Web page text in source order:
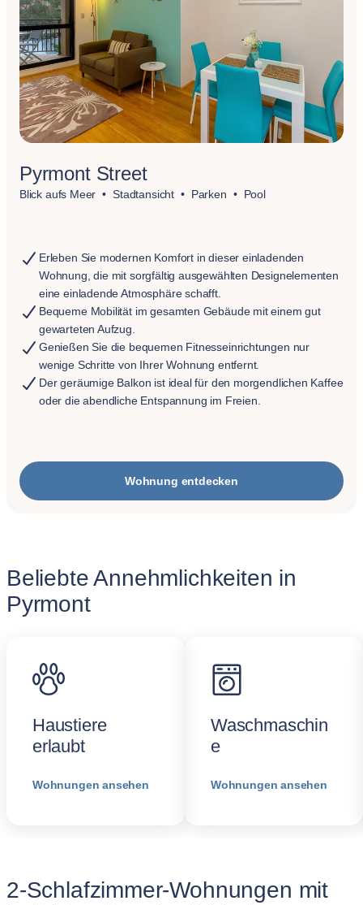
Pyrmont Street
Blick aufs Meer Stadtansicht Parken Pool
Erleben Sie modernen Komfort in dieser einladenden
Wohnung, die mit sorgfältig ausgewählten Designelementen
eine einladende Atmosphäre schafft.
Bequeme Mobilität im gesamten Gebäude mit einem gut
gewarteten Aufzug.
Genießen Sie die bequemen Fitnesseinrichtungen nur
wenige Schritte von Ihrer Wohnung entfernt.
Der geräumige Balkon ist ideal für den morgendlichen Kaffee
oder die abendliche Entspannung im Freien.
Wohnung entdecken
Beliebte Annehmlichkeiten in
Pyrmont
Haustiere
erlaubt
Wohnungen ansehen
Waschmaschin
e
Wohnungen ansehen
2-Schlafzimmer-Wohnungen mit